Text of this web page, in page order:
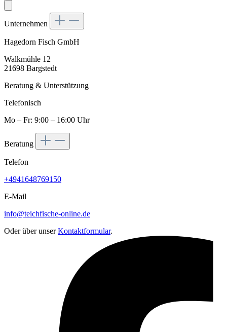
Unternehmen
Hagedorn Fisch GmbH
Walkmühle 12
21698 Bargstedt
Beratung & Unterstützung
Telefonisch
Mo – Fr: 9:00 – 16:00 Uhr
Beratung
Telefon
+4941648769150
E-Mail
info@teichfische-online.de
Oder über unserKontaktformular.